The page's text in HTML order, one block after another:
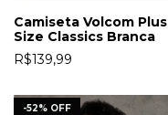
Camiseta Volcom Plus
Size Classics Branca
R$139,99
-52% OFF